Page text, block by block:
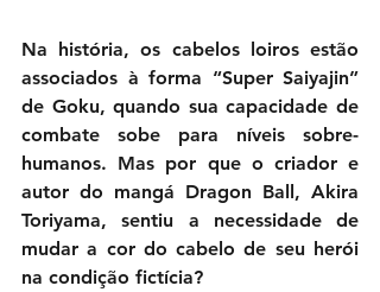
Na história, os cabelos loiros estão
associados à forma “Super Saiyajin”
de Goku, quando sua capacidade de
combate sobe para níveis sobre-
humanos. Mas por que o criador e
autor do mangá Dragon Ball, Akira
Toriyama, sentiu a necessidade de
mudar a cor do cabelo de seu herói
na condição fictícia?